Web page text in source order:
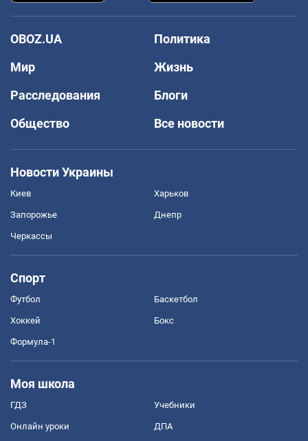
OBOZ.UA
Политика
Мир
Жизнь
Расследования
Блоги
Общество
Все новости
Новости Украины
Киев Харьков
Запорожье Днепр
Черкассы
Спорт
Футбол Баскетбол
Хоккей Бокс
Формула-1
Моя школа
ГДЗ Учебники
Онлайн уроки ДПА